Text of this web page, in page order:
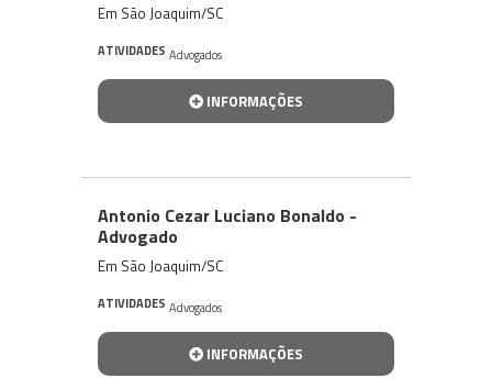
Em São Joaquim/SC
ATIVIDADES Advogados
INFORMAÇÕES
Antonio Cezar Luciano Bonaldo -
Advogado
Em São Joaquim/SC
ATIVIDADES Advogados
INFORMAÇÕES